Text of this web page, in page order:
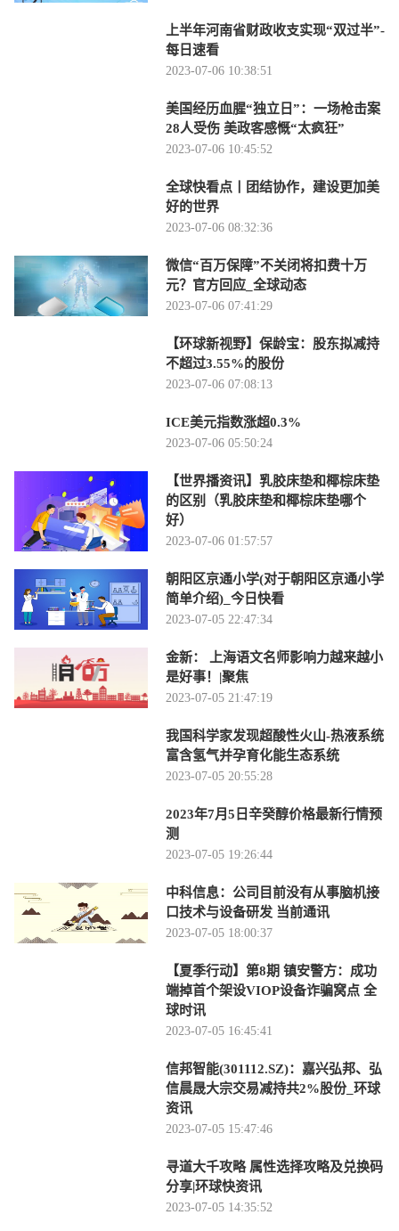
上半年河南省财政收支实现“双过半”-
每日速看
2023-07-06 10:38:51
美国经历血腥“独立日”：一场枪击案
28人受伤 美政客感慨“太疯狂”
2023-07-06 10:45:52
全球快看点丨团结协作，建设更加美
好的世界
2023-07-06 08:32:36
微信“百万保障”不关闭将扣费十万
元？官方回应_全球动态
2023-07-06 07:41:29
【环球新视野】保龄宝：股东拟减持
不超过3.55%的股份
2023-07-06 07:08:13
ICE美元指数涨超0.3%
2023-07-06 05:50:24
【世界播资讯】乳胶床垫和椰棕床垫
的区别（乳胶床垫和椰棕床垫哪个
好）
2023-07-06 01:57:57
朝阳区京通小学(对于朝阳区京通小学
简单介绍)_今日快看
2023-07-05 22:47:34
金新： 上海语文名师影响力越来越小
是好事！|聚焦
2023-07-05 21:47:19
我国科学家发现超酸性火山-热液系统
富含氢气并孕育化能生态系统
2023-07-05 20:55:28
2023年7月5日辛癸醇价格最新行情预
测
2023-07-05 19:26:44
中科信息：公司目前没有从事脑机接
口技术与设备研发 当前通讯
2023-07-05 18:00:37
【夏季行动】第8期 镇安警方：成功
端掉首个架设VIOP设备诈骗窝点 全
球时讯
2023-07-05 16:45:41
信邦智能(301112.SZ)：嘉兴弘邦、弘
信晨晟大宗交易减持共2%股份_环球
资讯
2023-07-05 15:47:46
寻道大千攻略 属性选择攻略及兑换码
分享|环球快资讯
2023-07-05 14:35:52